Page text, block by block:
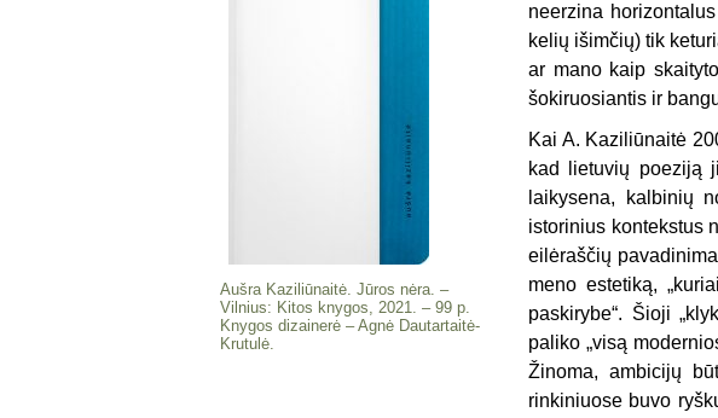
Aušra Kaziliūnaitė. Jūros nėra. –
Vilnius: Kitos knygos, 2021. – 99 p.
Knygos dizainerė – Agnė Dautartaitė-
Krutulė.
neerzina
kelių išimčių) tik
ar mano kaip
šokiruosiantis ir
Kai A. Kaziliūnaitė
kad lietuvių poeziją
laikysena, kalbinių
istorinius kontekstus
eilėraščių
meno estetiką,
paskirybe“. Šioji
paliko „visą
Žinoma, ambicijų
rinkiniuose buvo